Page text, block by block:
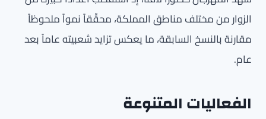
الزوار من مختلف مناطق المملكة، محقّقاً نمواً ملحوظاً
مقارنة بالنسخ السابقة، ما يعكس تزايد شعبيته عاماً بعد
عام.
الفعاليات المتنوعة